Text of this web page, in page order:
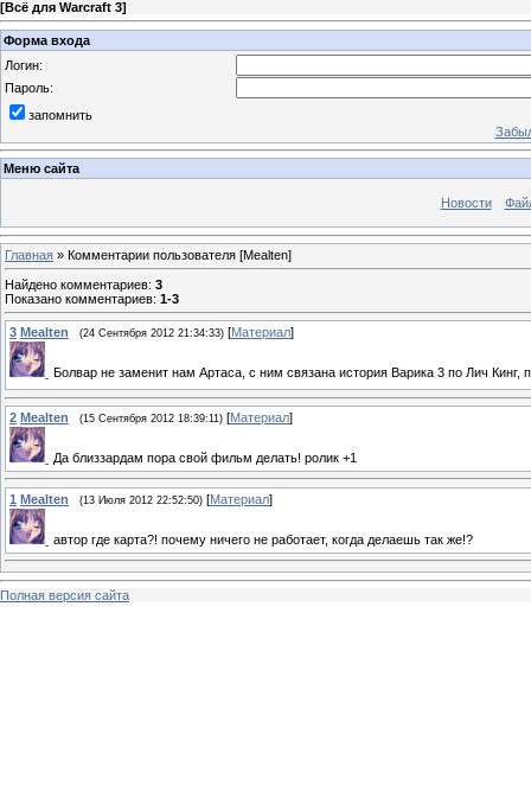
[Всё для Warcraft 3]
Форма входа
Логин:
Пароль:
запомнить
Меню сайта
Новости
Главная » Комментарии пользователя [Mealten]
Найдено комментариев: 3
Показано комментариев: 1-3
3 Mealten (24 Сентября 2012 21:34:33) [Материал]
Болвар не заменит нам Артаса, с ним связана история Варика 3 по Лич
2 Mealten (15 Сентября 2012 18:39:11) [Материал]
Да близзардам пора свой фильм делать! ролик +1
1 Mealten (13 Июля 2012 22:52:50) [Материал]
автор где карта?! почему ничего не работает, когда делаешь так же!?
Полная версия сайта